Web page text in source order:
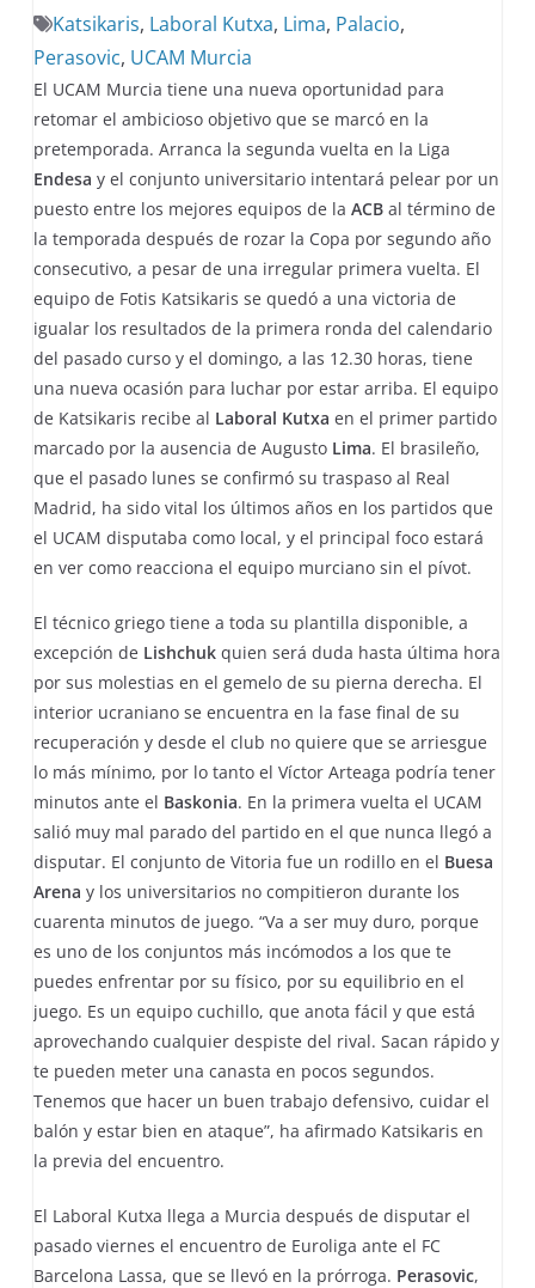
Katsikaris, Laboral Kutxa, Lima, Palacio,
Perasovic, UCAM Murcia
El UCAM Murcia tiene una nueva oportunidad para
retomar el ambicioso objetivo que se marcó en la
pretemporada. Arranca la segunda vuelta en la Liga
Endesa y el conjunto universitario intentará pelear por un
puesto entre los mejores equipos de laACB al término de
la temporada después de rozar la Copa por segundo año
consecutivo, a pesar de una irregular primera vuelta. El
equipo de Fotis Katsikaris se quedó a una victoria de
igualar los resultados de la primera ronda del calendario
del pasado curso y el domingo, a las 12.30 horas, tiene
una nueva ocasión para luchar por estar arriba. El equipo
de Katsikaris recibe al Laboral Kutxa en el primer partido
marcado por la ausencia de Augusto Lima. El brasileño,
que el pasado lunes se confirmó su traspaso al Real
Madrid, ha sido vital los últimos años en los partidos que
el UCAM disputaba como local, y el principal foco estará
en ver como reacciona el equipo murciano sin el pívot.
El técnico griego tiene a toda su plantilla disponible, a
excepción de Lishchuk quien será duda hasta última hora
por sus molestias en el gemelo de su pierna derecha. El
interior ucraniano se encuentra en la fase final de su
recuperación y desde el club no quiere que se arriesgue
lo más mínimo, por lo tanto el Víctor Arteaga podría tener
minutos ante el Baskonia. En la primera vuelta el UCAM
salió muy mal parado del partido en el que nunca llegó a
disputar. El conjunto de Vitoria fue un rodillo en el Buesa
Arena y los universitarios no compitieron durante los
cuarenta minutos de juego. “Va a ser muy duro, porque
es uno de los conjuntos más incómodos a los que te
puedes enfrentar por su físico, por su equilibrio en el
juego. Es un equipo cuchillo, que anota fácil y que está
aprovechando cualquier despiste del rival. Sacan rápido y
te pueden meter una canasta en pocos segundos.
Tenemos que hacer un buen trabajo defensivo, cuidar el
balón y estar bien en ataque”, ha afirmado Katsikaris en
la previa del encuentro.
El Laboral Kutxa llega a Murcia después de disputar el
pasado viernes el encuentro de Euroliga ante el FC
Barcelona Lassa, que se llevó en la prórroga. Perasovic,